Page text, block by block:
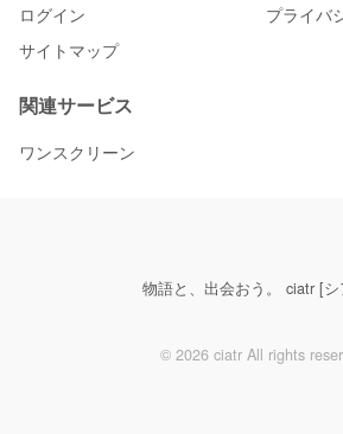
ログイン
プライバ
サイトマップ
関連サービス
ワンスクリーン
物語と、出会おう。 ciatr [
© 2026 ciatr All rights